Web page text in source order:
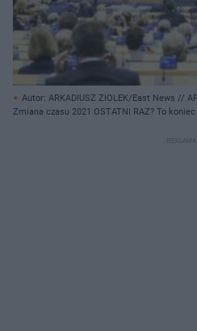
Autor: ARKADIUSZ ZIOLEK/East News //
Press
Zmiana czasu 2021 OSTATNI RAZ? To